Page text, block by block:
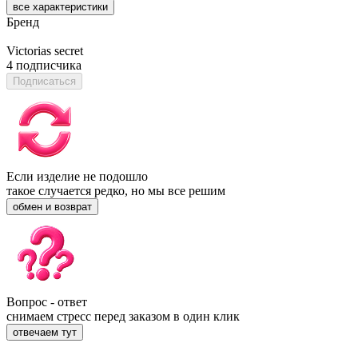
все характеристики
Бренд
Victorias secret
4 подписчика
Подписаться
Если изделие не подошло
такое случается редко, но мы все решим
обмен и возврат
Вопрос - ответ
снимаем стресс перед заказом в один клик
отвечаем тут